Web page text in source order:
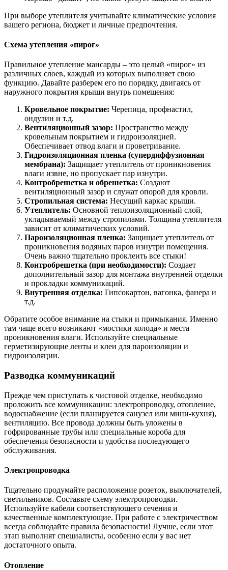
При выборе утеплителя учитывайте климатические условия
вашего региона, бюджет и личные предпочтения.
Схема утепления «пирог»
Правильное утепление мансарды – это целый «пирог» из
различных слоев, каждый из которых выполняет свою
функцию. Давайте разберем его по порядку, двигаясь от
наружного покрытия крыши внутрь помещения:
Кровельное покрытие: Черепица, профнастил,
ондулин и т.д.
Вентиляционный зазор: Пространство между
кровельным покрытием и гидроизоляцией.
Обеспечивает отвод влаги и проветривание.
Гидроизоляционная пленка (супердиффузионная
мембрана): Защищает утеплитель от проникновения
влаги извне, но пропускает пар изнутри.
Контробрешетка и обрешетка: Создают
вентиляционный зазор и служат опорой для кровли.
Стропильная система: Несущий каркас крыши.
Утеплитель: Основной теплоизоляционный слой,
укладываемый между стропилами. Толщина утеплителя
зависит от климатических условий.
Пароизоляционная пленка: Защищает утеплитель от
проникновения водяных паров изнутри помещения.
Очень важно тщательно проклеить все стыки!
Контробрешетка (при необходимости): Создает
дополнительный зазор для монтажа внутренней отделки
и прокладки коммуникаций.
Внутренняя отделка: Гипсокартон, вагонка, фанера и
т.д.
Обратите особое внимание на стыки и примыкания. Именно
там чаще всего возникают «мостики холода» и места
проникновения влаги. Используйте специальные
герметизирующие ленты и клеи для пароизоляции и
гидроизоляции.
Разводка коммуникаций
Прежде чем приступать к чистовой отделке, необходимо
проложить все коммуникации: электропроводку, отопление,
водоснабжение (если планируется санузел или мини-кухня),
вентиляцию. Все провода должны быть уложены в
гофрированные трубы или специальные короба для
обеспечения безопасности и удобства последующего
обслуживания.
Электропроводка
Тщательно продумайте расположение розеток, выключателей,
светильников. Составьте схему электропроводки.
Используйте кабели соответствующего сечения и
качественные комплектующие. При работе с электричеством
всегда соблюдайте правила безопасности! Лучше, если этот
этап выполнят специалисты, особенно если у вас нет
достаточного опыта.
Отопление